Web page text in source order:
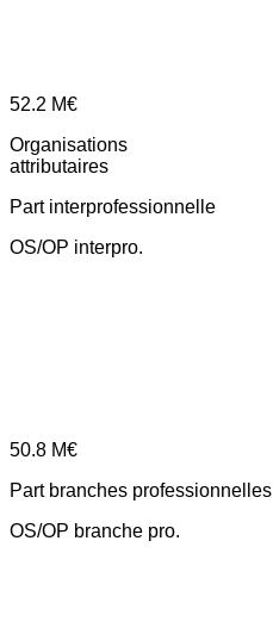
52.2 M€
Organisations
attributaires
Part interprofessionnelle
OS/OP interpro.
50.8 M€
Part branches professionnelles
OS/OP branche pro.